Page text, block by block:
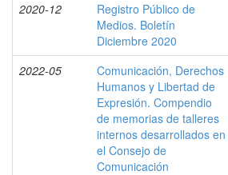
2020-12
Registro Público de
Medios. Boletín
Diciembre 2020
2022-05
Comunicación, Derechos
Humanos y Libertad de
Expresión. Compendio
de memorias de talleres
internos desarrollados en
el Consejo de
Comunicación